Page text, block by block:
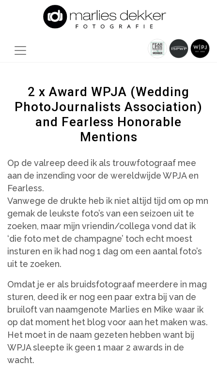
2 x Award WPJA (Wedding
PhotoJournalists Association)
and Fearless Honorable
Mentions
Op de valreep deed ik als trouwfotograaf mee
aan de inzending voor de wereldwijde WPJA en
Fearless.
Vanwege de drukte heb ik niet altijd tijd om op mn
gemak de leukste foto’s van een seizoen uit te
zoeken, maar mijn vriendin/collega vond dat ik
‘die foto met de champagne’ toch echt moest
insturen en ik had nog 1 dag om een aantal foto’s
uit te zoeken.
Omdat je er als bruidsfotograaf meerdere in mag
sturen, deed ik er nog een paar extra bij van de
bruiloft van naamgenote Marlies en Mike waar ik
op dat moment het blog voor aan het maken was.
Het moet in de naam gezeten hebben want bij
WPJA sleepte ik geen 1 maar 2 awards in de
wacht.